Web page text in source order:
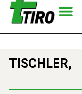
TISCHLER,